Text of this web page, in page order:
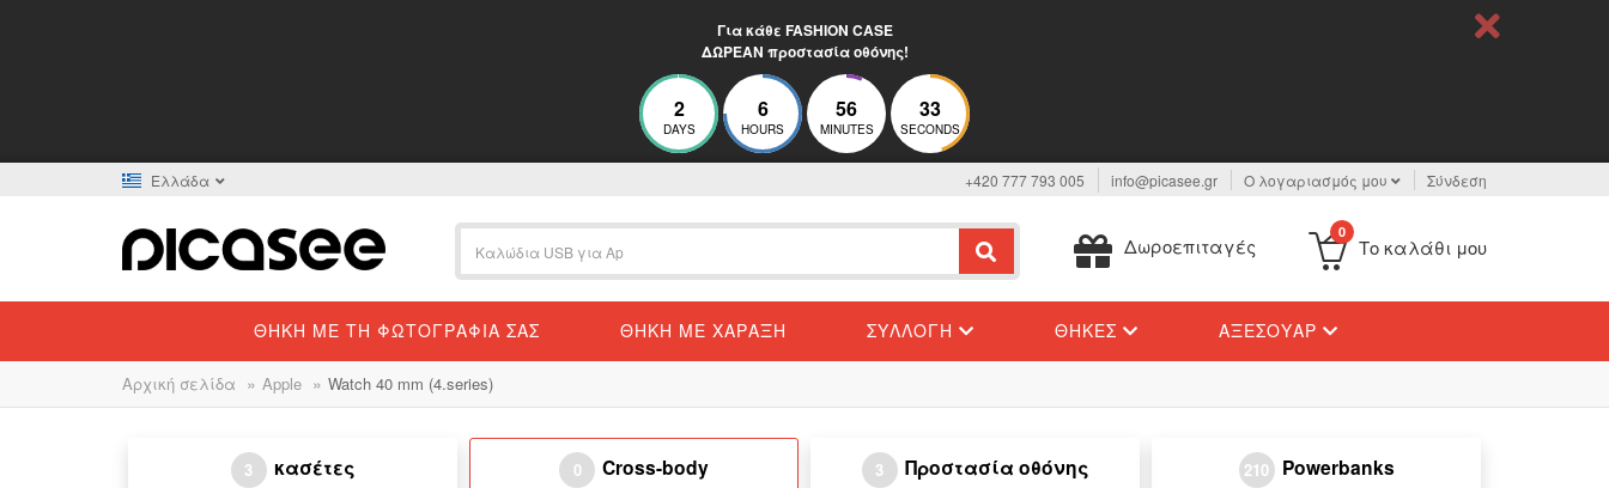
Για κάθε FASHION CASE
ΔΩΡΕΑΝ προστασία οθόνης!
2
DAYS
6
HOURS
56
MINUTES
33
SECONDS
Ελλάδα +420 777 793 005 info@picasee.gr Ο λογαριασμός μου Σύνδεση
Δωροεπιταγές
0
Το καλάθι μου
ΘΉΚΗ ΜΕ ΤΗ ΦΩΤΟΓΡΑΦΊΑ ΣΑΣ ΘΉΚΗ ΜΕ ΧΆΡΑΞΗ ΣΥΛΛΟΓΉ ΘΉΚΕΣ ΑΞΕΣΟΥΆΡ
Αρχική σελίδα » Apple » Watch 40 mm (4.series)
3 κασέτες 0 Cross-body 3 Προστασία οθόνης 210 Powerbanks